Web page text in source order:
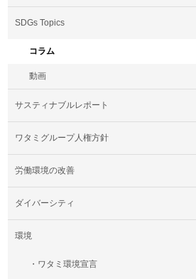
SDGs Topics
コラム
動画
サスティナブルレポート
ワタミグループ人権方針
労働環境の改善
ダイバーシティ
環境
・ワタミ環境宣言